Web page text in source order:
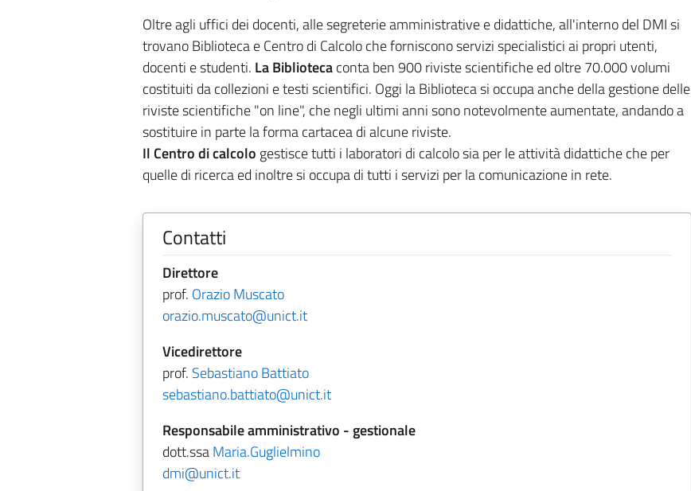
Oltre agli uffici dei docenti, alle segreterie amministrative e didattiche, all'interno del DMI si
trovano Biblioteca e Centro di Calcolo che forniscono servizi specialistici ai propri utenti,
docenti e studenti. La Bibliotecaconta ben 900 riviste scientifiche ed oltre 70.000 volumi
costituiti da collezioni e testi scientifici. Oggi la Biblioteca si occupa anche della gestione delle
riviste scientifiche "on line", che negli ultimi anni sono notevolmente aumentate, andando a
sostituire in parte la forma cartacea di alcune riviste.
Il Centro di calcolo gestisce tutti i laboratori di calcolo sia per le attività didattiche che per
quelle di ricerca ed inoltre si occupa di tutti i servizi per la comunicazione in rete.
Contatti
Direttore
prof. Orazio Muscato
orazio.muscato@unict.it
Vicedirettore
prof. Sebastiano Battiato
sebastiano.battiato@unict.it
Responsabile amministrativo - gestionale
dott.ssaMaria.Guglielmino
dmi@unict.it